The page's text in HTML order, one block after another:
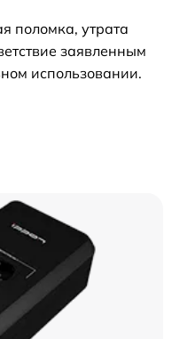
поломка, утрата
заявленным
использовании.